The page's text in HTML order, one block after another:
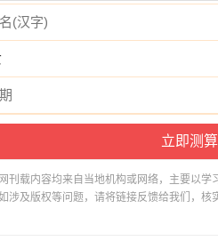
刊载内容均来自当地机构或网络，主要以
涉及版权等问题，请将链接反馈给我们，核